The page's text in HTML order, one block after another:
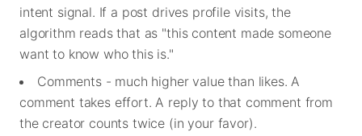
intent signal. If a post drives profile visits, the
algorithm reads that as "this content made someone
want to know who this is."
Comments - much higher value than likes. A
comment takes effort. A reply to that comment from
the creator counts twice (in your favor).